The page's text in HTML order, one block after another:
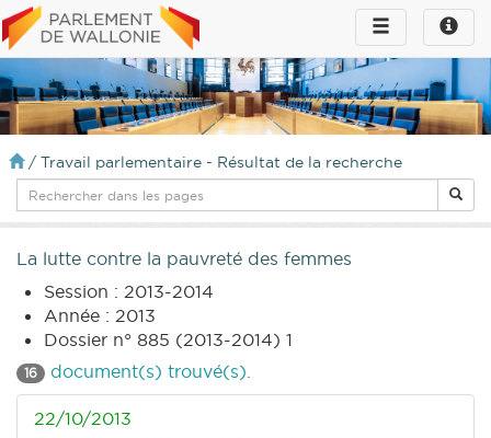
Toggle
infos
Toggle
navigation
/ Travail parlementaire - Résultat de la recherche
La lutte contre la pauvreté des femmes
Session : 2013-2014
Année : 2013
Dossier n° 885 (2013-2014) 1
16 document(s) trouvé(s).
22/10/2013